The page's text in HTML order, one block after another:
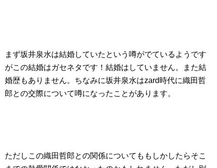
まず坂井泉水は結婚していたという噂がでているようです
がこの結婚はガセネタです！結婚はしていません。また結
婚歴もありません。ちなみに坂井泉水はzard時代に織田哲
郎との交際について噂になったことがあります。
ただしこの織田哲郎との関係についてももしかしたらそこ